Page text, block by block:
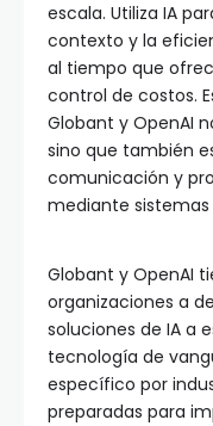
escala. Utiliza IA
contexto y la
al tiempo que
control de costos.
Globant y OpenAI
sino que también
comunicación y
mediante
Globant y OpenAI
organizaciones a
soluciones de IA a
tecnología de
específico por
preparadas para